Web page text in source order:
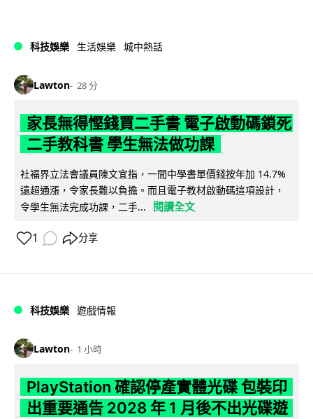
科技娛樂 生活娛樂 城中熱話
Lawton 28 分
家長無得慳錢買二手書 電子啟動碼鎖死
二手教科書 學生無法做功課
社福界立法會議員陳文宜指，一間中學書單價錢按年加 14.7%
遠超通漲，令家長難以負擔。而且電子教材啟動碼這項設計，
令學生無法完成功課，二手...
閱讀全文
1 分享
科技娛樂 遊戲情報
Lawton 1 小時
PlayStation 確認停產實體光碟 包裝印
出重要通告 2028 年 1 月後不出光碟遊